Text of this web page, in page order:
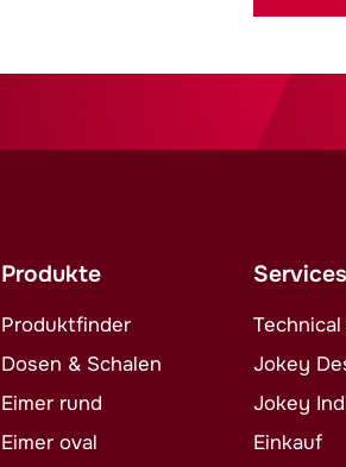
Produkte
Produktfinder
Dosen & Schalen
Eimer rund
Eimer oval
Services
Jokey
Jokey
Einkauf